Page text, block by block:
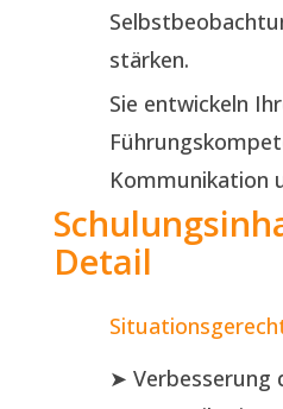
stärken.
Sie entwickeln
Kommunikation
Detail
➤ Verbesserung